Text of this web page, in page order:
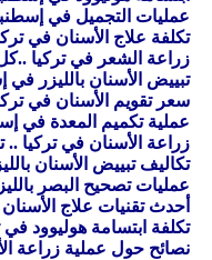
عمليات التجميل في
تكلفة علاج الأسنان في
زراعة الشعر في تركيا
تبييض الأسنان بالليزر
سعر تقويم الأسنان في
عملية تكميم المعدة في
زراعة الأسنان في تركيا ..
تكاليف تبييض الأسنان
عمليات تصحيح البصر
أحدث تقنيات علاج
تكلفة ابتسامة هوليوود في
نصائح حول عملية زراعة